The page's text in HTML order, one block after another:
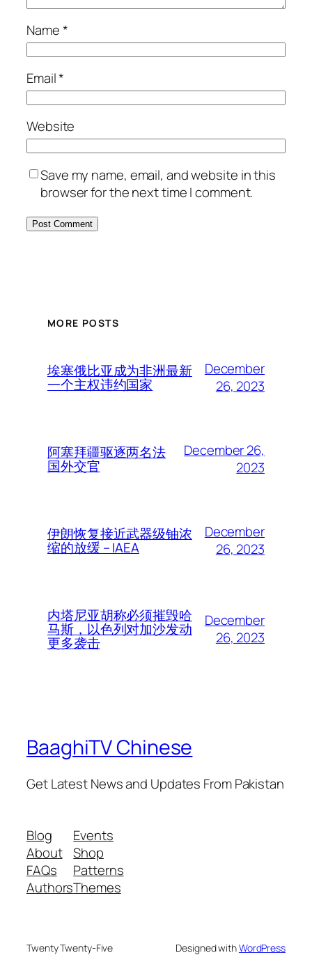
Name*
Email*
Website
Save my name, email, and website in this
browser for the next time I comment.
MORE POSTS
埃塞俄比亚成为非洲最新
一个主权违约国家
December
26, 2023
阿塞拜疆驱逐两名法
国外交官
December 26,
2023
伊朗恢复接近武器级铀浓
缩的放缓 – IAEA
December
26, 2023
内塔尼亚胡称必须摧毁哈
马斯，以色列对加沙发动
更多袭击
December
26, 2023
BaaghiTV Chinese
Get Latest News and Updates From Pakistan
Blog
About
FAQs
Authors
Events
Shop
Patterns
Themes
Twenty Twenty-Five Designed withWordPress